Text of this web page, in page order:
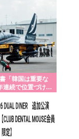
を与えられた
困る。日本人
ンバーカード
から排除され
と言えば？
「韓国は重要な
連続で位置づけ…